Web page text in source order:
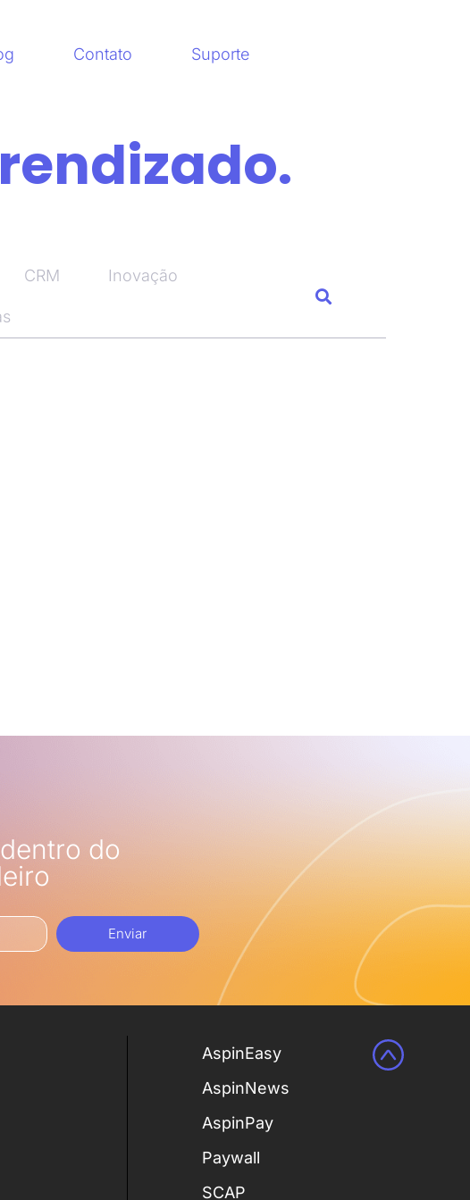
Contato Suporte
CRM Inovação
do
Enviar
AspinEasy
AspinNews
AspinPay
Paywall
SCAP